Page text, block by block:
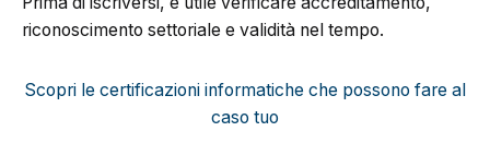
riconoscimento settoriale e validità nel tempo.
Scopri le certificazioni informatiche che possono fare al
caso tuo